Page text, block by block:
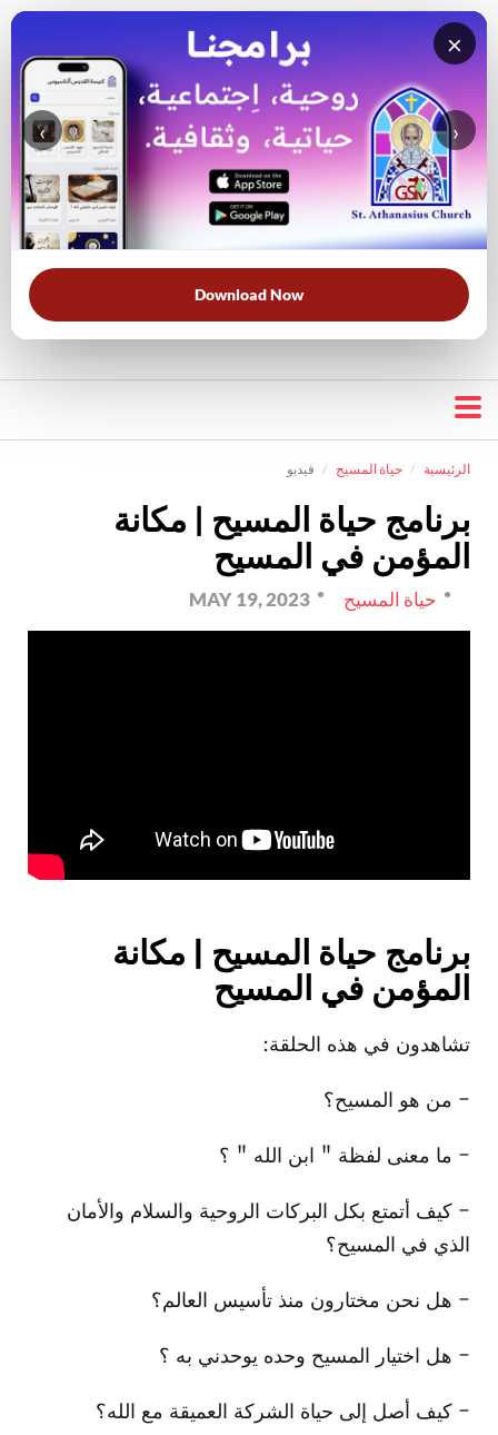
×
‹ ›
Download Now
قناة الراعي الصالح
بحث في
الويبسايت
بحث في الكتاب
الرئيسية حياة المسيح فيديو
برنامج حياة المسيح | مكانة
المؤمن في المسيح
حياة المسيح MAY 19, 2023
برنامج حياة المسيح | مكانة
المؤمن في المسيح
تشاهدون في هذه الحلقة:
- من هو المسيح؟
- ما معنى لفظة " ابن الله " ؟
- كيف أتمتع بكل البركات الروحية والسلام والأمان
الذي في المسيح؟
- هل نحن مختارون منذ تأسيس العالم؟
- هل اختيار المسيح وحده يوحدني به ؟
- كيف أصل إلى حياة الشركة العميقة مع الله؟